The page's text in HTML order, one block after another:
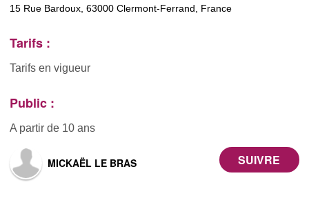
15 Rue Bardoux, 63000 Clermont-Ferrand, France
Tarifs :
Tarifs en vigueur
Public :
A partir de 10 ans
MICKAËL LE BRAS